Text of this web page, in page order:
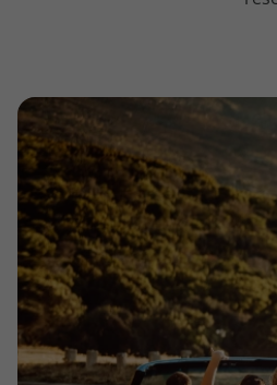
topatlantico@topatlantico.com